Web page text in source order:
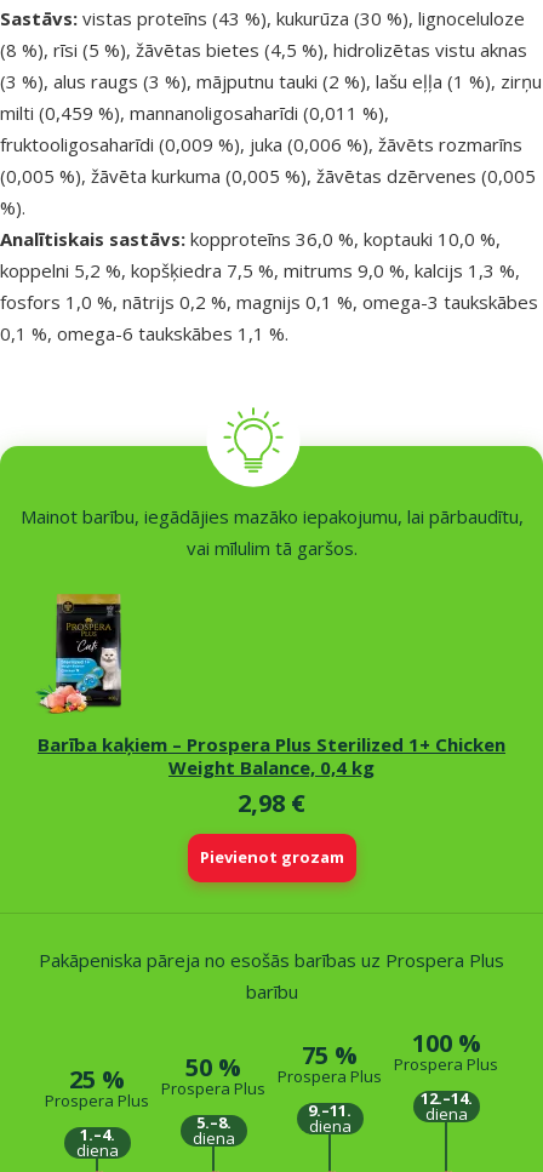
Sastāvs: vistas proteīns (43 %), kukurūza (30 %), lignoceluloze
(8 %), rīsi (5 %), žāvētas bietes (4,5 %), hidrolizētas vistu aknas
(3 %), alus raugs (3 %), mājputnu tauki (2 %), lašu eļļa (1 %), zirņu
milti (0,459 %), mannanoligosaharīdi (0,011 %),
fruktooligosaharīdi (0,009 %), juka (0,006 %), žāvēts rozmarīns
(0,005 %), žāvēta kurkuma (0,005 %), žāvētas dzērvenes (0,005
%).
Analītiskais sastāvs: kopproteīns 36,0 %, koptauki 10,0 %,
koppelni 5,2 %, kopšķiedra 7,5 %, mitrums 9,0 %, kalcijs 1,3 %,
fosfors 1,0 %, nātrijs 0,2 %, magnijs 0,1 %, omega-3 taukskābes
0,1 %, omega-6 taukskābes 1,1 %.
Mainot barību, iegādājies mazāko iepakojumu, lai pārbaudītu,
vai mīlulim tā garšos.
Barība kaķiem – Prospera Plus Sterilized 1+ Chicken
Weight Balance, 0,4 kg
2,98 €
Pievienot grozam
Pakāpeniska pāreja no esošās barības uz Prospera Plus
barību
1.–4.
diena
25 %
Prospera Plus
5.–8.
diena
50 %
Prospera Plus
9.–11.
diena
75 %
Prospera Plus
12.–14.
diena
100 %
Prospera Plus